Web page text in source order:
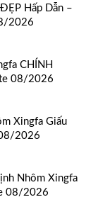
Hấp Dẫn –
2026
CHÍNH
08/2026
Xingfa Giấu
2026
Nhôm Xingfa
08/2026